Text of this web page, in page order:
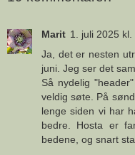
Marit 1. juli 2025 kl.
Ja, det er nesten
juni. Jeg ser det
Så nydelig
veldig søte. På
lenge siden vi har
bedre. Hosta er
bedene, og snart